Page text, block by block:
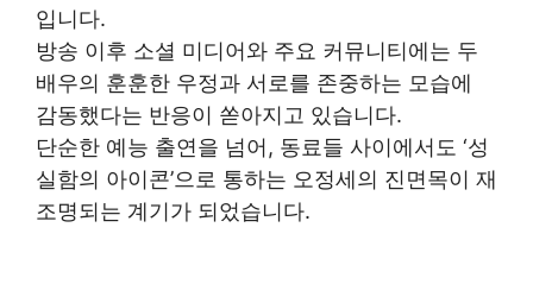
입니다.
방송 이후 소셜 미디어와 주요 커뮤니티에는 두
배우의 훈훈한 우정과 서로를 존중하는 모습에
감동했다는 반응이 쏟아지고 있습니다.
단순한 예능 출연을 넘어, 동료들 사이에서도 ‘성
실함의 아이콘’으로 통하는 오정세의 진면목이 재
조명되는 계기가 되었습니다.